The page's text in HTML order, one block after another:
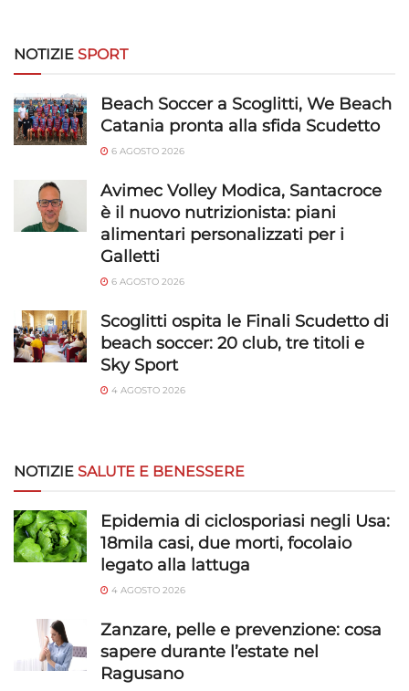
NOTIZIE SPORT
Beach Soccer a Scoglitti, We Beach
Catania pronta alla sfida Scudetto
6 AGOSTO 2026
Avimec Volley Modica, Santacroce
è il nuovo nutrizionista: piani
alimentari personalizzati per i
Galletti
6 AGOSTO 2026
Scoglitti ospita le Finali Scudetto di
beach soccer: 20 club, tre titoli e
Sky Sport
4 AGOSTO 2026
NOTIZIE SALUTE E BENESSERE
Epidemia di ciclosporiasi negli Usa:
18mila casi, due morti, focolaio
legato alla lattuga
4 AGOSTO 2026
Zanzare, pelle e prevenzione: cosa
sapere durante l’estate nel
Ragusano